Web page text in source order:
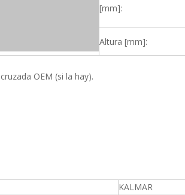
[mm]:
Altura [mm]:
OEM (si la hay).
KALMAR